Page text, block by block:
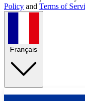
Policy and Terms of
Français